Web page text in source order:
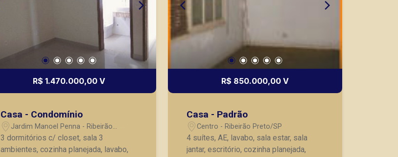
CORRETOR DE PLANTÃO
Fátima Spadaro
(16) 99105-3578
Corretor(a) Online
R$ 1.470.000,00 V
Casa - Condomínio
Jardim Manoel Penna - Ribeirão
Preto/SP
3 dormitórios c/ closet, sala 3
ambientes, cozinha planejada, lavabo,
R$ 850.000,00 V
Casa - Padrão
Centro - Ribeirão Preto/SP
4 suítes, AE, lavabo, sala estar, sala
jantar, escritório, cozinha planejada,